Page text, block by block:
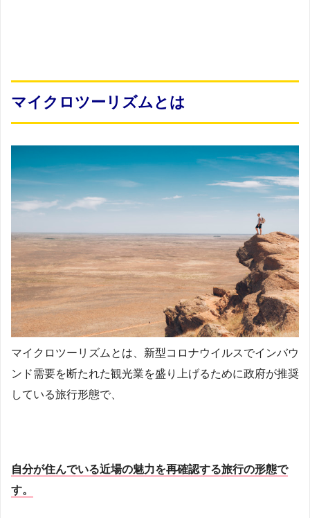
マイクロツーリズムとは
マイクロツーリズムとは、新型コロナウイルスでインバウ
ンド需要を断たれた観光業を盛り上げるために政府が推奨
している旅行形態で、
自分が住んでいる近場の魅力を再確認する旅行の形態で
す。